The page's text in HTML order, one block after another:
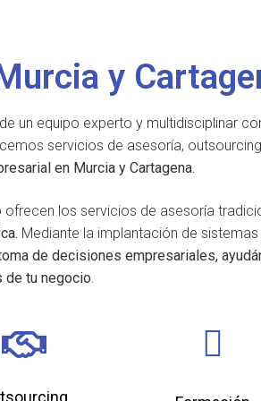
y
un equipo experto y multidisciplinar
servicios de asesoría, outsourcing
en Murcia y Cartagena.
los servicios de asesoría
Mediante la implantación de sistemas
de decisiones empresariales,
de tu negocio